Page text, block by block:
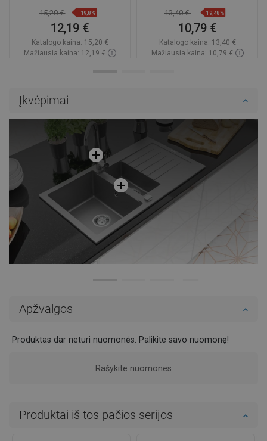
15,20 € −19,8%
12,19 €
Katalogo kaina: 15,20 €
Mažiausia kaina: 12,19 €
13,40 € −19,48%
10,79 €
Katalogo kaina: 13,40 €
Mažiausia kaina: 10,79 €
Įkvėpimai
Apžvalgos
Produktas dar neturi nuomonės. Palikite savo nuomonę!
Rašykite nuomones
Produktai iš tos pačios serijos